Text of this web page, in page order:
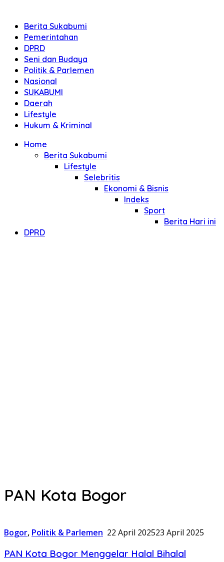
Berita Sukabumi
Pemerintahan
DPRD
Seni dan Budaya
Politik & Parlemen
Nasional
SUKABUMI
Daerah
Lifestyle
Hukum & Kriminal
Home
Berita Sukabumi
Lifestyle
Selebritis
Ekonomi & Bisnis
Indeks
Sport
Berita Hari ini
DPRD
PAN Kota Bogor
Bogor, Politik & Parlemen 22 April 202523 April 2025
PAN Kota Bogor Menggelar Halal Bihalal